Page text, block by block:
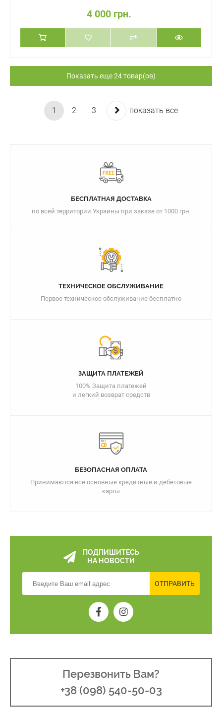
4 000 грн.
Показать еще 24 товар(ов)
1 2 3 показать все
БЕСПЛАТНАЯ ДОСТАВКА
по всей территории Украины при заказе от 1000 грн.
ТЕХНИЧЕСКОЕ ОБСЛУЖИВАНИЕ
Первое техническое обслуживание бесплатно
ЗАЩИТА ПЛАТЕЖЕЙ
100% Защита платежей
и легкий возврат средств
БЕЗОПАСНАЯ ОПЛАТА
Принимаются все основные кредитные и дебетовые
карты
ПОДПИШИТЕСЬ
НА НОВОСТИ
ОТПРАВИТЬ
Перезвонить Вам?
+38 (098) 540-50-03